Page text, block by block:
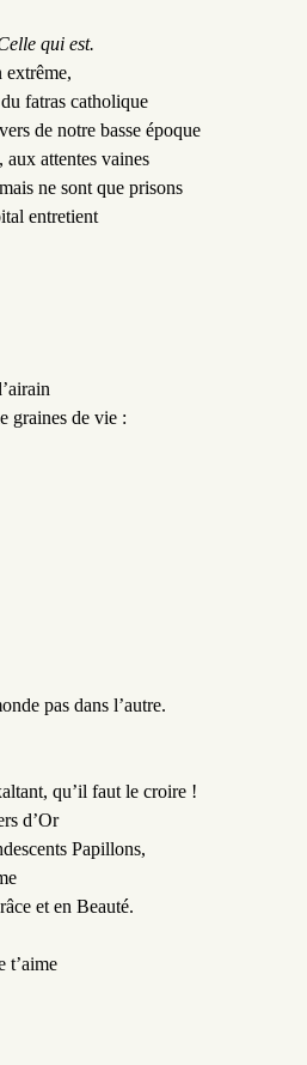
qui est.
extrême,
fatras catholique
de notre basse époque
aux attentes vaines
ne sont que prisons
entretient
graines de vie :
pas dans l’autre.
qu’il faut le croire !
d’Or
Papillons,
et en Beauté.
t’aime